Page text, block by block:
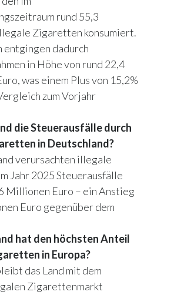
rund 55,3
Zigaretten konsumiert.
entgingen dadurch
in Höhe von rund 22,4
was einem Plus von 15,2%
zum Vorjahr
die Steuerausfälle durch
in Deutschland?
verursachten illegale
Jahr 2025 Steuerausfälle
Millionen Euro – ein Anstieg
Euro gegenüber dem
hat den höchsten Anteil
in Europa?
das Land mit dem
Zigarettenmarkt